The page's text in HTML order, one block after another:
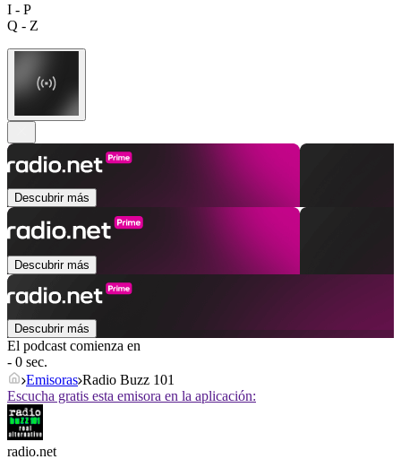
I - P
Q - Z
Descubrir más
Descubrir más
Descubrir más
El podcast comienza en
- 0 sec.
Emisoras Radio Buzz 101
Escucha gratis esta emisora en la aplicación:
radio.net